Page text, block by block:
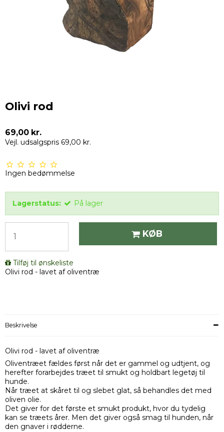
Olivi rod
69,00 kr.
Vejl. udsalgspris 69,00 kr.
Ingen bedømmelse
Lagerstatus: På lager
KØB
Tilføj til ønskeliste
Olivi rod - lavet af oliventræ
Beskrivelse
Olivi rod - lavet af oliventræ
Oliventræet fældes først når det er gammel og udtjent, og
herefter forarbejdes træet til smukt og holdbart legetøj til
hunde.
Når træet at skåret til og slebet glat, så behandles det med
oliven olie.
Det giver for det første et smukt produkt, hvor du tydelig
kan se træets årer. Men det giver også smag til hunden, når
den gnaver i rødderne.